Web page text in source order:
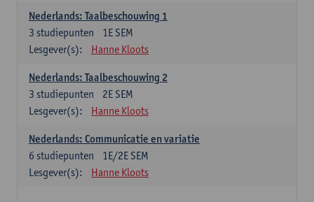
Nederlands: Taalbeschouwing 1
1E SEM
3 studiepunten
Lesgever(s):
Hanne Kloots
Nederlands: Taalbeschouwing 2
2E SEM
3 studiepunten
Lesgever(s):
Hanne Kloots
Nederlands: Communicatie en variatie
1E/2E SEM
6 studiepunten
Lesgever(s):
Hanne Kloots